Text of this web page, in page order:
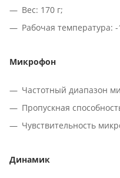
Вес: 170 г;
Рабочая температура: -
Микрофон
Частотный диапазон
Пропускная
Чувствительность
Динамик